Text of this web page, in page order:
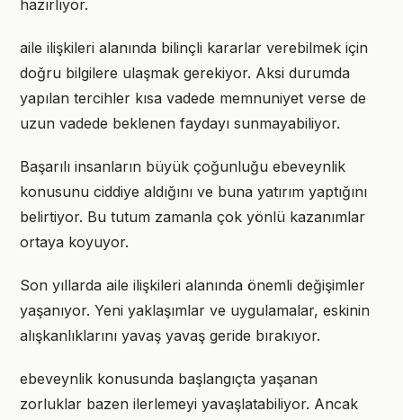
hazırlıyor.
aile ilişkileri alanında bilinçli kararlar verebilmek için
doğru bilgilere ulaşmak gerekiyor. Aksi durumda
yapılan tercihler kısa vadede memnuniyet verse de
uzun vadede beklenen faydayı sunmayabiliyor.
Başarılı insanların büyük çoğunluğu ebeveynlik
konusunu ciddiye aldığını ve buna yatırım yaptığını
belirtiyor. Bu tutum zamanla çok yönlü kazanımlar
ortaya koyuyor.
Son yıllarda aile ilişkileri alanında önemli değişimler
yaşanıyor. Yeni yaklaşımlar ve uygulamalar, eskinin
alışkanlıklarını yavaş yavaş geride bırakıyor.
ebeveynlik konusunda başlangıçta yaşanan
zorluklar bazen ilerlemeyi yavaşlatabiliyor. Ancak